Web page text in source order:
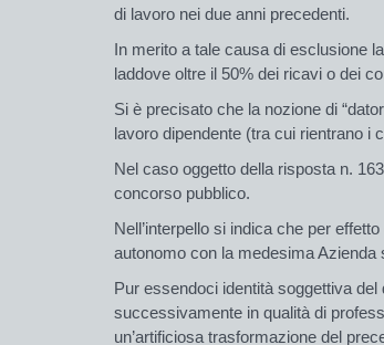
di lavoro nei due anni precedenti.
In merito a tale causa di esclusione
laddove oltre il 50% dei ricavi o dei
Si è precisato che la nozione di
lavoro dipendente (tra cui rientrano i
Nel caso oggetto della risposta n.
concorso pubblico.
Nell’interpello si indica che per
autonomo con la medesima
Pur essendoci identità soggettiva del
successivamente in qualità di
un’artificiosa trasformazione del